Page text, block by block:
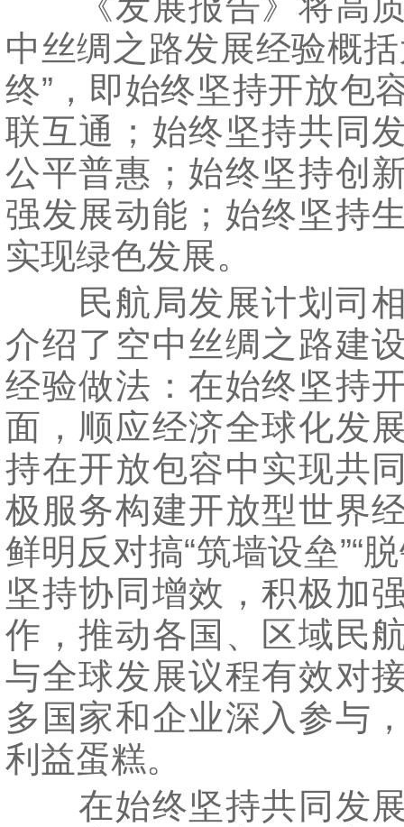
中丝绸之路发展经验概
终”，即始终坚持开放包
联互通；始终坚持共同
公平普惠；始终坚持创
强发展动能；始终坚持
实现绿色发展。
民航局发展计划司相
介绍了空中丝绸之路建
经验做法：在始终坚持
面，顺应经济全球化发
持在开放包容中实现共
极服务构建开放型世界
鲜明反对搞“筑墙设垒”“
坚持协同增效，积极加
作，推动各国、区域民
与全球发展议程有效对
多国家和企业深入参与
利益蛋糕。
在始终坚持共同发展